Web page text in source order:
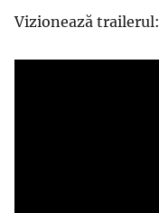
Vizionează trailerul: